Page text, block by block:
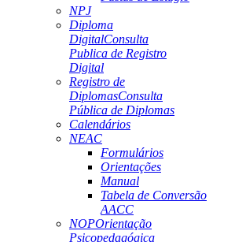
NPJ
Diploma
DigitalConsulta
Publica de Registro
Digital
Registro de
DiplomasConsulta
Pública de Diplomas
Calendários
NEAC
Formulários
Orientações
Manual
Tabela de Conversão
AACC
NOPOrientação
Psicopedagógica